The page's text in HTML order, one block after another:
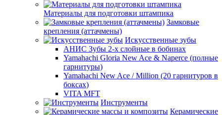
Материалы для подготовки штампика
Замковые
крепления (аттачмены)
Искусственные зубы
АНИС Зубы 2-х слойные в бобинах
Yamahachi Gloria New Ace & Naperce (полные
гарнитуры)
Yamahachi New Ace / Million (20 гарнитуров в
боксах)
VITA MFT
Инструменты
Керамические